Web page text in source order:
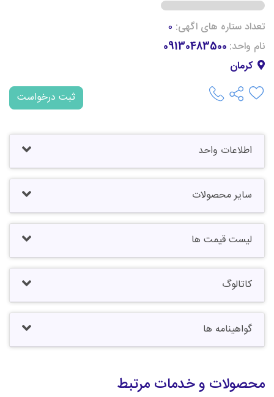
تعداد ستاره های اگهی: 0
نام واحد: 09130483500
کرمان
ثبت درخواست
اطلاعات واحد
سایر محصولات
لیست قیمت ها
کاتالوگ
گواهینامه ها
محصولات و خدمات مرتبط